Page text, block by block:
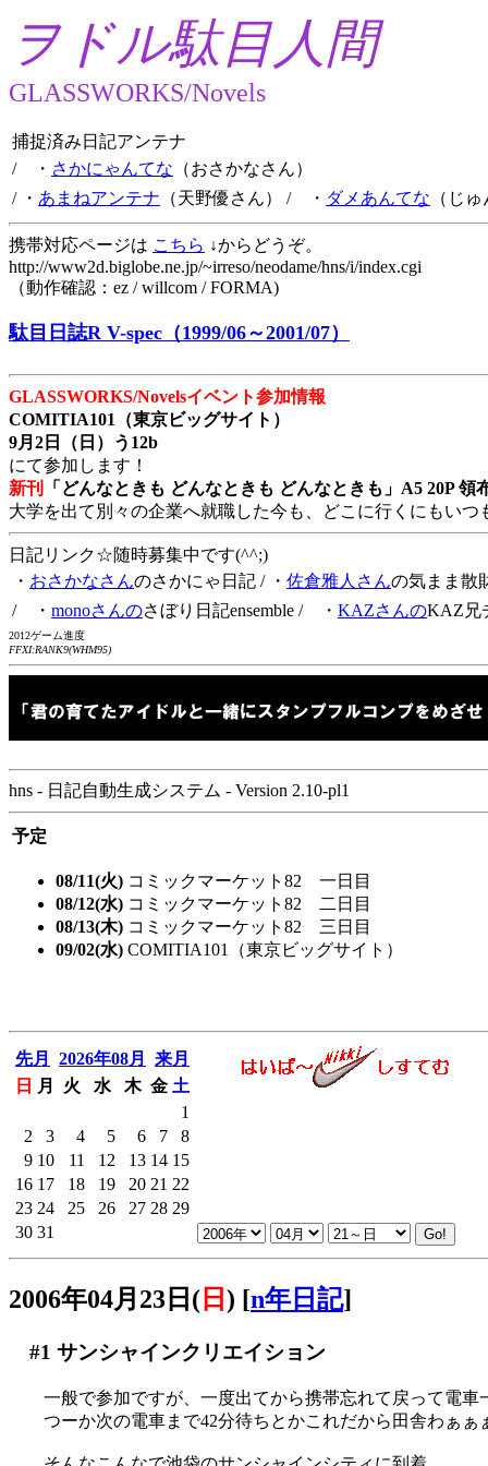
ヲドル駄目人間
GLASSWORKS/Novels
捕捉済み日記アンテナ
/ ・ さかにゃんてな （おさかなさん）
/ ・ あまねアンテナ （天野優さん） / ・ ダメあんてな （じ
携帯対応ページは こちら ↓からどうぞ。
http://www2d.biglobe.ne.jp/~irreso/neodame/hns/i/index.cgi
（動作確認：ez / willcom / FORMA)
駄目日誌R V-spec（1999/06～2001/07）
GLASSWORKS/Novelsイベント参加情報
COMITIA101（東京ビッグサイト）
9月2日（日）う12b
にて参加します！
新刊
「どんなときも どんなときも どんなときも」A5 20P 領
大学を出て別々の企業へ就職した今も、どこに行くにもい
日記リンク☆随時募集中です(^^;)
・ おさかなさんのさかにゃ日記 / ・ 佐倉雅人さんの気まま散
/ ・ monoさんのさぼり日記ensemble / ・ KAZさんのKAZ兄
2012ゲーム進度
FFXI:RANK9(WHM95)
hns - 日記自動生成システム - Version 2.10-pl1
予定
08/11(火) コミックマーケット82 一日目
08/12(水) コミックマーケット82 二日目
08/13(木) コミックマーケット82 三日目
09/02(水) COMITIA101（東京ビッグサイト）
先月 2026年08月
来月
日
月 火 水 木 金 土
1
2
3 4 5 6 7
8
9 10 11 12 13 14 15
16 17 18 19 20 21 22
23 24 25 26 27 28 29
30 31
2006年04月23日( 日 ) [n年日記]
#1 サンシャインクリエイション
一般で参加ですが、一度出てから携帯忘れて戻って電車
つーか次の電車まで42分待ちとかこれだから田舎わぁぁ